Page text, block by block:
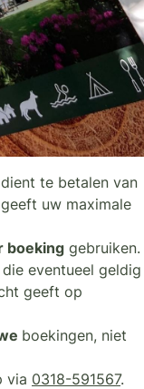
te betalen van
uw maximale
boeking gebruiken.
eventueel geldig
geeft op
boekingen, niet
via 0318-591567.